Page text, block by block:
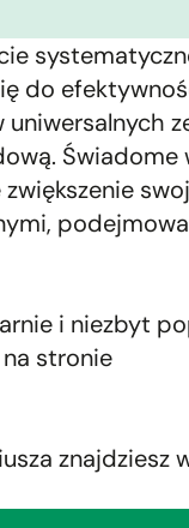
do
Świadome
i niezbyt
stronie
znajdziesz